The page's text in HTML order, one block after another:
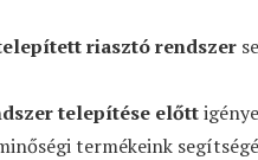
riasztó rendszer
telepítése előtt
termékeink